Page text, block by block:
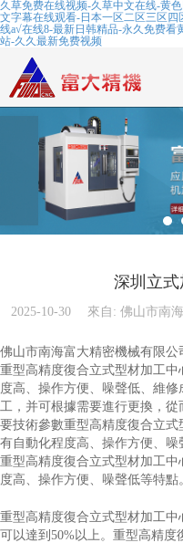
久草免费在线视频-久草中文在线-黄
文字幕在线观看-日本一区二区三区
线а√在线8-最新日韩精品-永久免费看
站-久久最新免费视频
深圳立
2025-10-30 來自: 佛山市南
佛山市南海富大精密機械有限公
重型高精度復合立式型材加工
度高、操作方便、噪聲低、維
工，并可根據需要進行更換，
要技術參數重型高精度復合立
有自動化程度高、操作方便、
重型高精度復合立式型材加工
度高、操作方便、噪聲低等特點
重型高精度復合立式型材加工
可以達到50%以上。重型高精